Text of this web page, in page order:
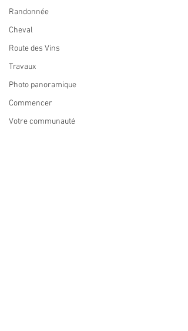
Randonnée
Cheval
Route des Vins
Travaux
Photo panoramique
Commencer
Votre communauté